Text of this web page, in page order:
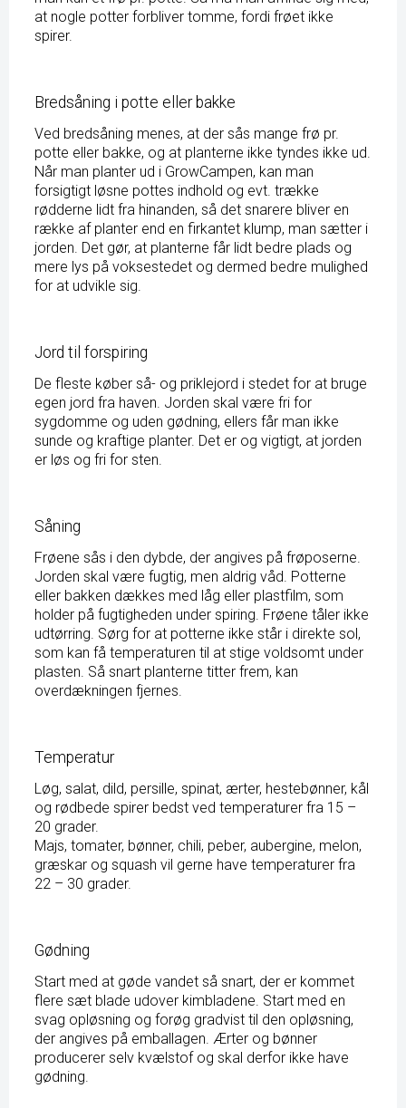
at nogle potter forbliver tomme, fordi frøet ikke
spirer.
Bredsåning i potte eller bakke
Ved bredsåning menes, at der sås mange frø pr.
potte eller bakke, og at planterne ikke tyndes ikke ud.
Når man planter ud i GrowCampen, kan man
forsigtigt løsne pottes indhold og evt. trække
rødderne lidt fra hinanden, så det snarere bliver en
række af planter end en firkantet klump, man sætter i
jorden. Det gør, at planterne får lidt bedre plads og
mere lys på voksestedet og dermed bedre mulighed
for at udvikle sig.
Jord til forspiring
De fleste køber så- og priklejord i stedet for at bruge
egen jord fra haven. Jorden skal være fri for
sygdomme og uden gødning, ellers får man ikke
sunde og kraftige planter. Det er og vigtigt, at jorden
er løs og fri for sten.
Såning
Frøene sås i den dybde, der angives på frøposerne.
Jorden skal være fugtig, men aldrig våd. Potterne
eller bakken dækkes med låg eller plastfilm, som
holder på fugtigheden under spiring. Frøene tåler ikke
udtørring. Sørg for at potterne ikke står i direkte sol,
som kan få temperaturen til at stige voldsomt under
plasten. Så snart planterne titter frem, kan
overdækningen fjernes.
Temperatur
Løg, salat, dild, persille, spinat, ærter, hestebønner, kål
og rødbede spirer bedst ved temperaturer fra 15 –
20 grader.
Majs, tomater, bønner, chili, peber, aubergine, melon,
græskar og squash vil gerne have temperaturer fra
22 – 30 grader.
Gødning
Start med at gøde vandet så snart, der er kommet
flere sæt blade udover kimbladene. Start med en
svag opløsning og forøg gradvist til den opløsning,
der angives på emballagen. Ærter og bønner
producerer selv kvælstof og skal derfor ikke have
gødning.